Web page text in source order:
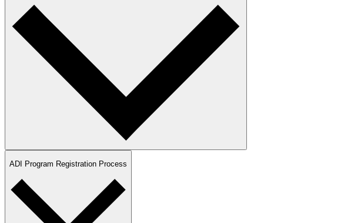
ADI Program Registration Process​​​​‌ ‍ ​‍​‍‌‍ ‌ ​‍‌‍‍‌‌‍‌ ‌‍‍‌‌‍ ‍​‍​‍​ ‍‍​‍​‍‌ ​ ‌‍​‌‌‍ ‍‌‍‍‌‌ ‌​‌ ‍‌​‍ ‍‌‍‍‌‌‍ ​‍​‍​‍ ​​‍​‍‌‍‍​‌ ​‍‌‍‌‌‌‍‌‍​‍​‍​ ‍‍​‍​‍‌‍‍​‌ ‌​‌ ‌​‌ ​​​ ‍‍​‍ ​‍ ‌‍ ​‌‍ ‌‍​ ‌‍​‌‌‍ ​‌‍‍​‌‍ ‌ ​ ‌ ‌​​ ‍‍​ ​ ​ ​ ​ ​ ​ ​ ​‍ ‌‍‍‌‌‍ ‍‌ ‌​‌‍‌‌‌‍ ‍‌ ‌​​‍ ‌‍‌‌‌‍‌​‌‍‍‌‌ ‌​​‍ ‌‍ ‌‌‍ ‌‍‌​‌‍‌‌​ ‌‌ ​​‌ ​‍‌‍‌‌‌ ​ ‌‍‌‌‌‍ ‍‌ ‌​‌‍​‌‌ ‌​‌‍‍‌‌‍ ‌‍ ‍​ ‍ ‌‍‍‌‌‍‌​​ ‌​ ‍​​ ‌‌​ ‌‍​ ​​​ ‌‍​ ‌​​ ​‌‌‍‌​​‍ ‌​ ‌ ‌‍​ ‌‍​ ‌‍​‍​‍ ‌​ ‌​​ ​​​ ​‌‌‍​ ​‍ ‌‌‍​‍‌‍‌‌​ ‌‍‌‍‌​​‍ ‌​ ‌‌​ ​ ​ ‍​​ ​​​ ‌​​ ‌ ​ ‌ ‌‍​‍‌‍​‍​ ‌​​ ‌ ​ ​​​ ‍ ‌ ‌​‌ ‍‌‌ ​​‌‍‌‌​ ‌‌‍‍​‌‍‌‌‌‍ ​‌ ​​‌‌‌​‌‍ ‌ ​​‌‍‍‌‌‍​ ​ ‍ ‌ ​​‌‍​‌‌ ‌​‌‍‍​​ ‌‌‍​ ‌‍ ‌‍ ‍‌ ‌​‌‍‌‌‌‍ ‍‌ ‌​​‍‌‌​ ‌‌‌​​‍‌‌ ‌‍‍ ‌‍‌‌‌ ‍‌​‍‌‌​ ​ ‌​‌​​‍‌‌​ ​ ‌​‌​​‍‌‌​ ​‍​ ​‍‌‍​‌​ ​‍​ ​‍​ ​‌‌‍‌‍​ ‍​​ ‍​​ ‍‌​ ‌ ‌‍‌‍‌‍​‍‌‍​ ​‍‌‌​ ​‍​ ​‍​‍‌‌​ ‌‌‌​‌​​‍ ‍‌‍‍‌‌ ‌​‌‍‌‌‌‍ ‌‌ ​ ​‍‌‌​ ‌‌‌​​‍‌‌ ‌‍‍ ‌‍‌‌‌ ‍‌​‍‌‌​ ​ ‌​‌​​‍‌‌​ ​ ‌​‌​​‍‌‌​ ​‍​ ​‍​ ‌‌​ ​‍​ ​‌​ ‌‍​ ​ ‌‍‌‍‌‍​‍​ ​‍​ ‍‌​ ‌‍‌‍‌​‌‍​‍​‍‌‌​ ​‍​ ​‍​‍‌‌​ ‌‌‌​‌​​‍ ‍‌‍‍​‌‍‌‌‌‍​‌‌‍‌​‌‍‍‌‌‍ ‍‌‍‌ ​ ‌‍​‍‌‍​‌‌ ​ ‌‍‌‌‌‌‌‌‌ ​‍‌‍ ​​ ‌‌‍‍​‌ ‌​‌ ‌​‌ ​​​‍‌‌​ ​ ‌​​‌​‍‌‌​ ​‍‌​‌‍​‍‌‌​ ​‍‌​‌‍‌‍ ​‌‍ ‌‍​ ‌‍​‌‌‍ ​‌‍‍​‌‍ ‌ ​ ‌ ‌​​‍‌‌​ ​ ‌​​‌​ ​ ​ ​ ​ ​ ​ ​ ​‍‌‍‌‍‍‌‌‍‌​​ ‌​ ‍​​ ‌‌​ ‌‍​ ​​​ ‌‍​ ‌​​ ​‌‌‍‌​​‍ ‌​ ‌ ‌‍​ ‌‍​ ‌‍​‍​‍ ‌​ ‌​​ ​​​ ​‌‌‍​ ​‍ ‌‌‍​‍‌‍‌‌​ ‌‍‌‍‌​​‍ ‌​ ‌‌​ ​ ​ ‍​​ ​​​ ‌​​ ‌ ​ ‌ ‌‍​‍‌‍​‍​ ‌​​ ‌ ​ ​​​‍‌‍‌ ‌​‌ ‍‌‌ ​​‌‍‌‌​ ‌‌‍‍​‌‍‌‌‌‍ ​‌ ​​‌‌‌​‌‍ ‌ ​​‌‍‍‌‌‍​ ​‍‌‍‌ ​​‌‍​‌‌ ‌​‌‍‍​​ ‌‌‍​ ‌‍ ‌‍ ‍‌ ‌​‌‍‌‌‌‍ ‍‌ ‌​​‍‌‌​ ‌‌‌​​‍‌‌ ‌‍‍ ‌‍‌‌‌ ‍‌​‍‌‌​ ​ ‌​‌​​‍‌‌​ ​ ‌​‌​​‍‌‌​ ​‍​ ​‍‌‍​‌​ ​‍​ ​‍​ ​‌‌‍‌‍​ ‍​​ ‍​​ ‍‌​ ‌ ‌‍‌‍‌‍​‍‌‍​ ​‍‌‌​ ​‍​ ​‍​‍‌‌​ ‌‌‌​‌​​‍ ‍‌‍‍‌‌ ‌​‌‍‌‌‌‍ ‌‌ ​ ​‍‌‌​ ‌‌‌​​‍‌‌ ‌‍‍ ‌‍‌‌‌ ‍‌​‍‌‌​ ​ ‌​‌​​‍‌‌​ ​ ‌​‌​​‍‌‌​ ​‍​ ​‍​ ‌‌​ ​‍​ ​‌​ ‌‍​ ​ ‌‍‌‍‌‍​‍​ ​‍​ ‍‌​ ‌‍‌‍‌​‌‍​‍​‍‌‌​ ​‍​ ​‍​‍‌‌​ ‌‌‌​‌​​‍ ‍‌‍‍​‌‍‌‌‌‍​‌‌‍‌​‌‍‍‌‌‍ ‍‌‍‌ ​‍‌‍‌ ​​‌‍‌‌‌ ​‍‌ ​ ‌ ​​‌‍‌‌‌‍​ ‌ ‌​‌‍‍‌‌ ‌‍‌‍‌‌​ ‌‌ ​​‌ ‌‌‌‍​‍‌‍ ​‌‍‍‌‌ ​ ‌‍‍​‌‍‌‌‌‍‌​​‍​‍‌ ‌